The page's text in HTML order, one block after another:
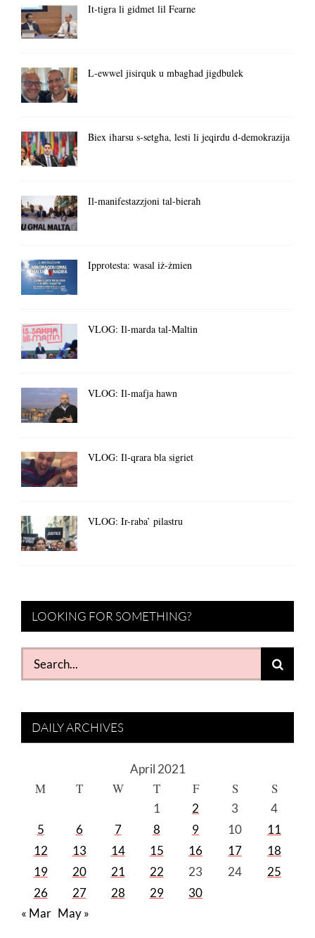
It-tigra li gidmet lil Fearne
L-ewwel jisirquk u mbagħad jigdbulek
Biex iħarsu s-setgħa, lesti li jeqirdu d-demokrazija
Il-manifestazzjoni tal-bieraħ
Ipprotesta: wasal iż-żmien
VLOG: Il-marda tal-Maltin
VLOG: Il-mafja hawn
VLOG: Il-qrara bla sigriet
VLOG: Ir-raba’ pilastru
LOOKING FOR SOMETHING?
Search
for:
DAILY ARCHIVES
April 2021
M T W T F S S
1 2 3
4
5
6 7 8 9 10
11
12
13 14 15 16 17
18
19
20 21 22 23 24
25
26
27 28 29
30
« Mar May »